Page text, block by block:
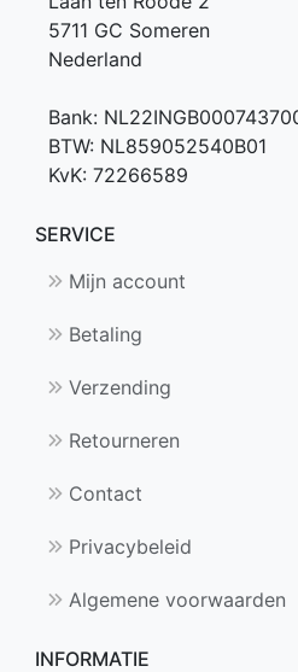
5711 GC Someren
Nederland
Bank:
BTW: NL859052540B01
KvK: 72266589
SERVICE
Mijn account
Betaling
Verzending
Retourneren
Contact
Privacybeleid
Algemene voorwaarden
INFORMATIE